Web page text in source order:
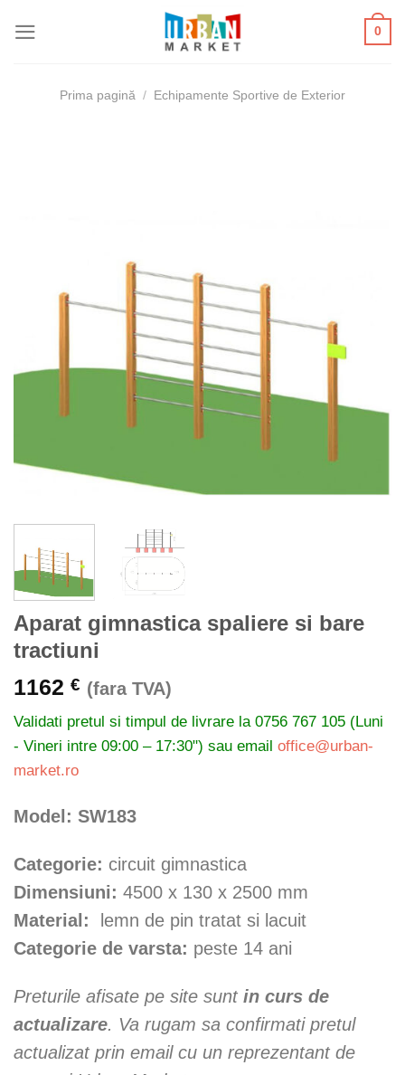
0
Prima pagină / Echipamente Sportive de Exterior
Aparat gimnastica spaliere si bare
tractiuni
1162 € (fara TVA)
Validati pretul si timpul de livrare la 0756 767 105 (Luni
- Vineri intre 09:00 – 17:30") sau email office@urban-
market.ro
Model: SW183
Categorie: circuit gimnastica
Dimensiuni: 4500 x 130 x 2500 mm
Material: lemn de pin tratat si lacuit
Categorie de varsta: peste 14 ani
Preturile afisate pe site sunt in curs de
actualizare. Va rugam sa confirmati pretul
actualizat prin email cu un reprezentant de